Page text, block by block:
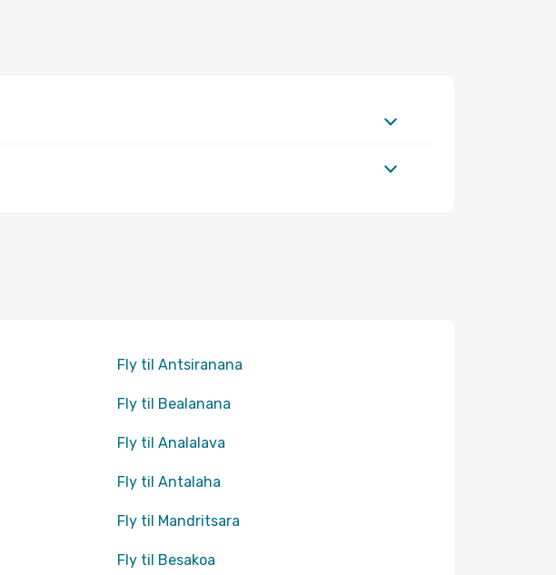
Fly til Antsiranana
Fly til Bealanana
Fly til Analalava
Fly til Antalaha
Fly til Mandritsara
Fly til Besakoa